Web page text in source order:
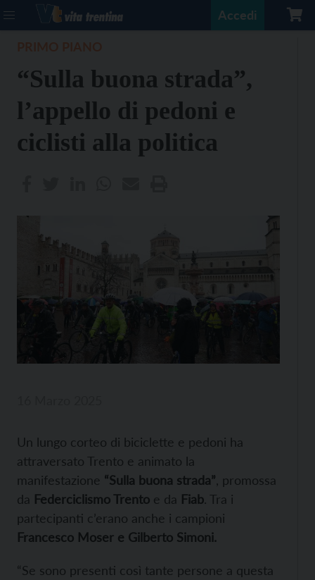
Accedi
“Sulla buona strada”,
l’appello di pedoni e
ciclisti alla politica
Un lungo corteo di biciclette e pedoni ha
attraversato Trento e animato la
manifestazione “Sulla buona strada” , promossa
da Federciclismo Trento e da Fiab. Tra i
partecipanti c’erano anche i campioni
Francesco Moser e Gilberto Simoni.
“Se sono presenti così tante persone a questa